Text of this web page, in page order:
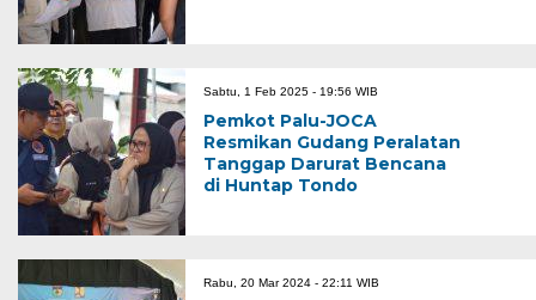
Sabtu, 1 Feb 2025 - 19:56 WIB
Pemkot Palu-JOCA
Resmikan Gudang Peralatan
Tanggap Darurat Bencana
di Huntap Tondo
Rabu, 20 Mar 2024 - 22:11 WIB